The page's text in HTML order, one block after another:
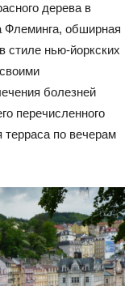
дерева в
Флеминга, обширная
стиле нью-йоркских
болезней
перечисленного
по вечерам